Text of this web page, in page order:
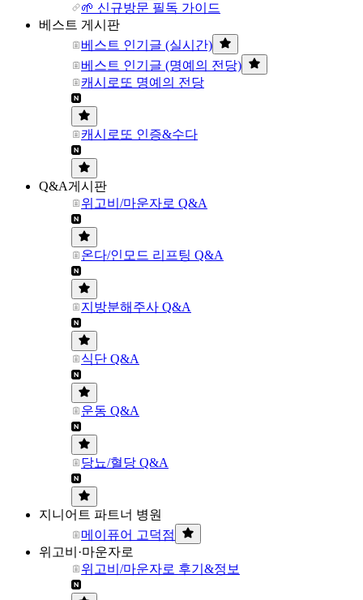
🌱 신규방문 필독 가이드
베스트 게시판
베스트 인기글 (실시간)
베스트 인기글 (명예의 전당)
캐시로또 명예의 전당
캐시로또 인증&수다
Q&A게시판
위고비/마운자로 Q&A
온다/인모드 리프팅 Q&A
지방분해주사 Q&A
식단 Q&A
운동 Q&A
당뇨/혈당 Q&A
지니어트 파트너 병원
메이퓨어 고덕점
위고비·마운자로
위고비/마운자로 후기&정보